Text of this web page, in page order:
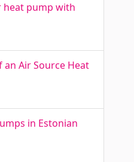
heat pump with
Air Source Heat
in Estonian